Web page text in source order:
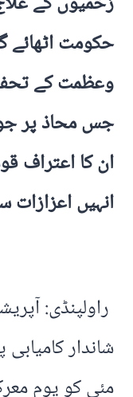
حکومت اٹھائے
وعظمت کے
جس محاذ پر
ان کا اعتراف
انہیں اعزازات
راولپنڈی:
مئی کو یوم